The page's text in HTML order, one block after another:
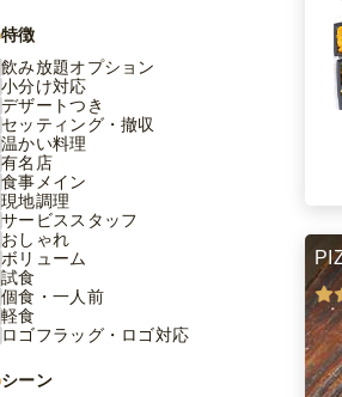
特徴
飲み放題オプション
小分け対応
デザートつき
セッティング・撤収
温かい料理
有名店
食事メイン
現地調理
サービススタッフ
おしゃれ
ボリューム
試食
個食・一人前
軽食
ロゴフラッグ・ロゴ対応
シーン